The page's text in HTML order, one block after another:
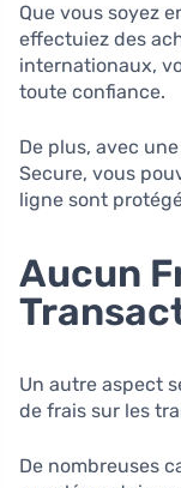
Que vous soyez
effectuiez des
internationaux,
toute confiance.
De plus, avec
Secure, vous
ligne sont
Aucun
Un autre aspect
de frais sur les
De nombreuses